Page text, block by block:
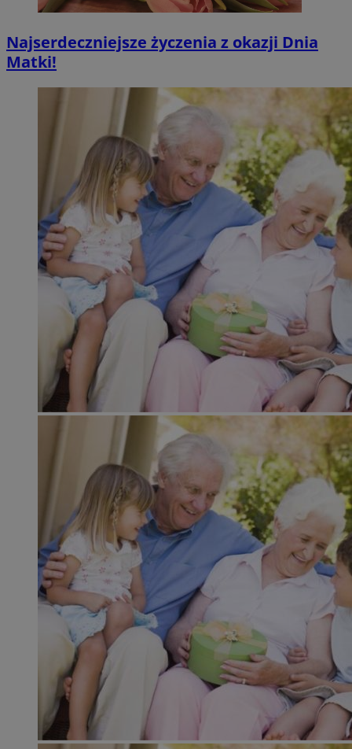
Najserdeczniejsze życzenia z okazji Dnia
Matki!